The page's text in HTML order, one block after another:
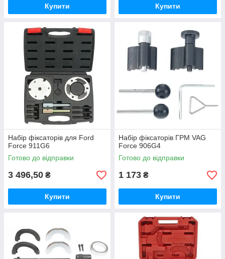
Купити Купити
Набір фіксаторів для Ford
Force 911G6
Готово до відправки
3 496,50 ₴
Купити
Набір фіксаторів ГРМ VAG
Force 906G4
Готово до відправки
1 173 ₴
Купити